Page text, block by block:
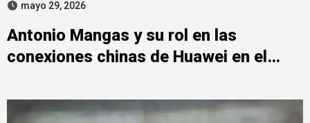
mayo 29, 2026
Antonio Mangas y su rol en las
conexiones chinas de Huawei en el